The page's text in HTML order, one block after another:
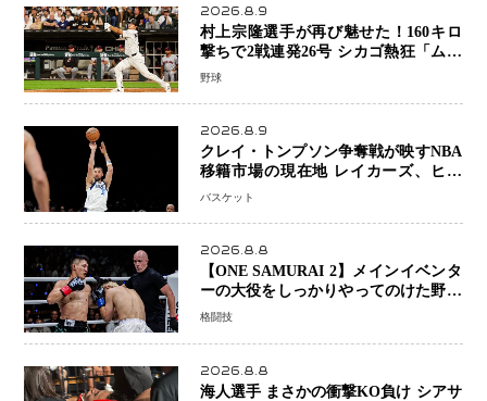
2026.8.9
村上宗隆選手が再び魅せた！160キロ
撃ちで2戦連発26号 シカゴ熱狂「ムネ
はスターだ」米ファンの人気も急上昇
野球
2026.8.9
クレイ・トンプソン争奪戦が映すNBA
移籍市場の現在地 レイカーズ、ヒー
トが注目する36歳の名シューターをマ
バスケット
2026.8.8
【ONE SAMURAI 2】メインイベンタ
ーの大役をしっかりやってのけた野杁
正明が衝撃のリベンジ！ リウ・メン
ーで完全決着
格闘技
2026.8.8
海人選手 まさかの衝撃KO負け シアサ